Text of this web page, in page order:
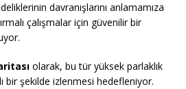
davranışlarını anlamamıza
çalışmalar için güvenilir bir
olarak, bu tür yüksek parlaklık
bir şekilde izlenmesi hedefleniyor.